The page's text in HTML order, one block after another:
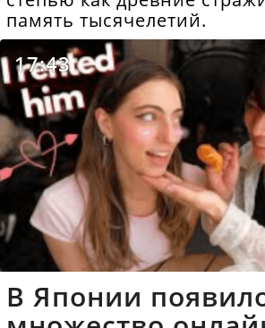
память тысячелетий.
17:43
В Японии